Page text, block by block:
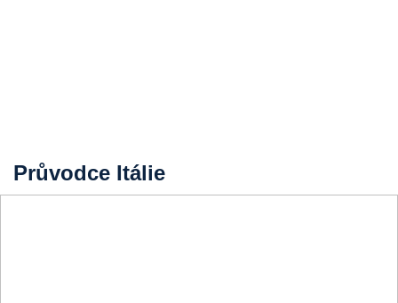
Průvodce Itálie